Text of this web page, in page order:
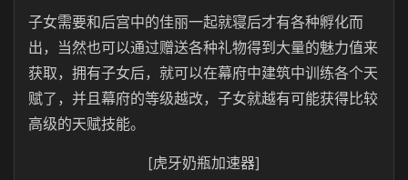
子女需要和后宫中的佳丽一起就寝后才有各种孵化而
出，当然也可以通过赠送各种礼物得到大量的魅力值来
获取，拥有子女后，就可以在幕府中建筑中训练各个天
赋了，并且幕府的等级越改，子女就越有可能获得比较
高级的天赋技能。
[虎牙奶瓶加速器]